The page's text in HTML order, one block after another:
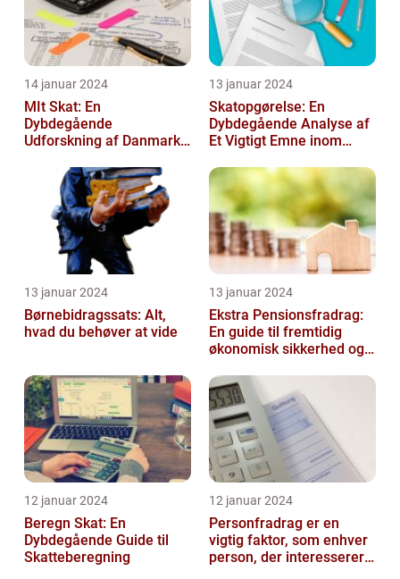
14 januar 2024
MIt Skat: En
Dybdegående
Udforskning af Danmarks
13 januar 2024
Skatopgørelse: En
Dybdegående Analyse af
Et Vigtigt Emne inom
13 januar 2024
Børnebidragssats: Alt,
hvad du behøver at vide
13 januar 2024
Ekstra Pensionsfradrag:
En guide til fremtidig
økonomisk sikkerhed og
12 januar 2024
Beregn Skat: En
Dybdegående Guide til
Skatteberegning
12 januar 2024
Personfradrag er en
vigtig faktor, som enhver
person, der interesserer